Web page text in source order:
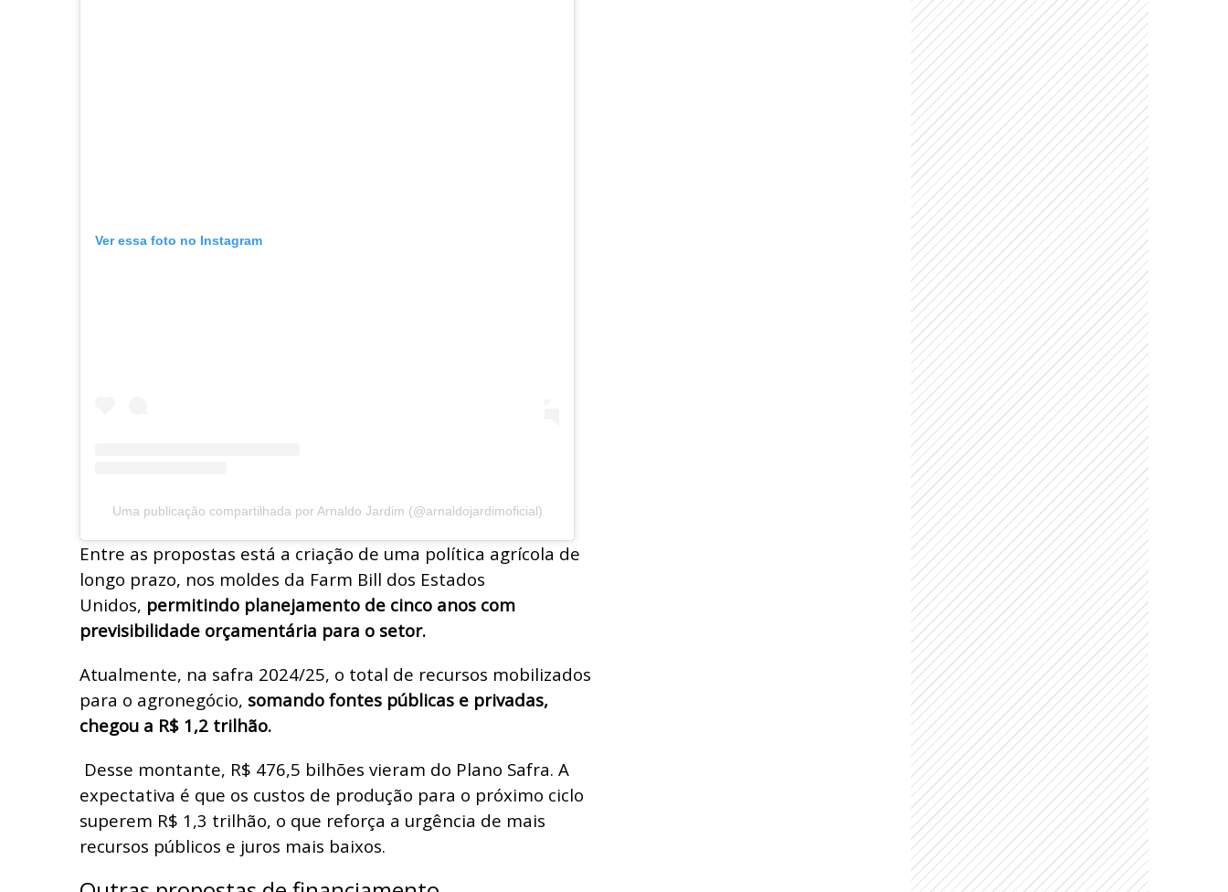
Ver essa foto no Instagram
Uma publicação compartilhada por Arnaldo Jardim (@arnaldojardimoficial)
Entre as propostas está a criação de uma política agrícola de
longo prazo, nos moldes da Farm Bill dos Estados
Unidos, permitindo planejamento de cinco anos com
previsibilidade orçamentária para o setor.
Atualmente, na safra 2024/25, o total de recursos mobilizados
para o agronegócio, somando fontes públicas e privadas,
chegou a R$ 1,2 trilhão.
Desse montante, R$ 476,5 bilhões vieram do Plano Safra. A
expectativa é que os custos de produção para o próximo ciclo
superem R$ 1,3 trilhão, o que reforça a urgência de mais
recursos públicos e juros mais baixos.